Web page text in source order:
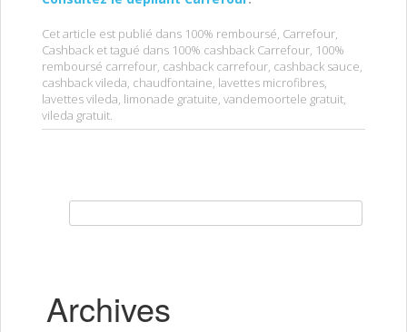
Cet article est publié dans 100% remboursé, Carrefour,
Cashback et tagué dans 100% cashback Carrefour, 100%
remboursé carrefour, cashback carrefour, cashback sauce,
cashback vileda, chaudfontaine, lavettes microfibres,
lavettes vileda, limonade gratuite, vandemoortele gratuit,
vileda gratuit.
Archives